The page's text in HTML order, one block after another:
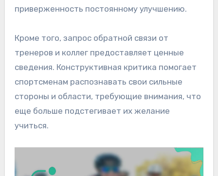
приверженность постоянному улучшению.
Кроме того, запрос обратной связи от
тренеров и коллег предоставляет ценные
сведения. Конструктивная критика помогает
спортсменам распознавать свои сильные
стороны и области, требующие внимания, что
еще больше подстегивает их желание
учиться.